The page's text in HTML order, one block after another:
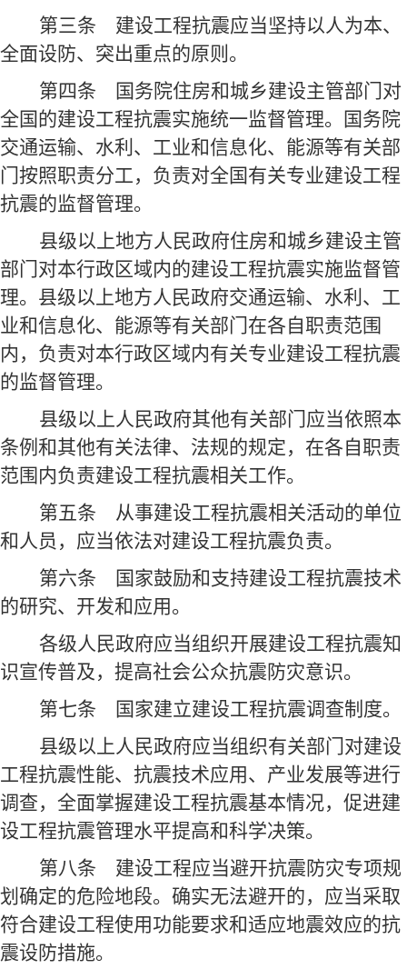
第三条 建设工程抗震应当坚持以人为本、
全面设防、突出重点的原则。
第四条 国务院住房和城乡建设主管部门对
全国的建设工程抗震实施统一监督管理。国务院
交通运输、水利、工业和信息化、能源等有关部
门按照职责分工，负责对全国有关专业建设工程
抗震的监督管理。
县级以上地方人民政府住房和城乡建设主管
部门对本行政区域内的建设工程抗震实施监督管
理。县级以上地方人民政府交通运输、水利、工
业和信息化、能源等有关部门在各自职责范围
内，负责对本行政区域内有关专业建设工程抗震
的监督管理。
县级以上人民政府其他有关部门应当依照本
条例和其他有关法律、法规的规定，在各自职责
范围内负责建设工程抗震相关工作。
第五条 从事建设工程抗震相关活动的单位
和人员，应当依法对建设工程抗震负责。
第六条 国家鼓励和支持建设工程抗震技术
的研究、开发和应用。
各级人民政府应当组织开展建设工程抗震知
识宣传普及，提高社会公众抗震防灾意识。
第七条 国家建立建设工程抗震调查制度。
县级以上人民政府应当组织有关部门对建设
工程抗震性能、抗震技术应用、产业发展等进行
调查，全面掌握建设工程抗震基本情况，促进建
设工程抗震管理水平提高和科学决策。
第八条 建设工程应当避开抗震防灾专项规
划确定的危险地段。确实无法避开的，应当采取
符合建设工程使用功能要求和适应地震效应的抗
震设防措施。